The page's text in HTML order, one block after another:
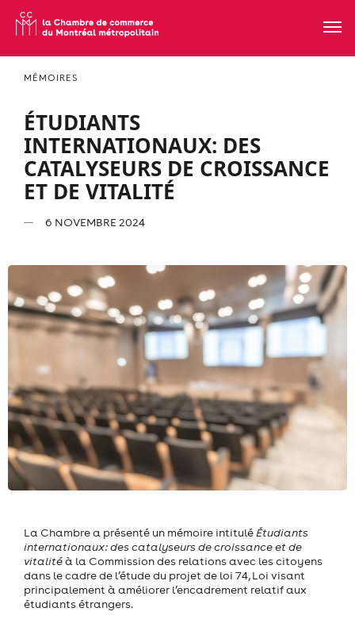
MÉMOIRES
ÉTUDIANTS
INTERNATIONAUX: DES
CATALYSEURS DE CROISSANCE
ET DE VITALITÉ
6 NOVEMBRE 2024
La Chambre a présenté un mémoire intituléÉtudiants
internationaux: des catalyseurs de croissance et de
vitalitéà la Commission des relations avec les citoyens
dans le cadre de l’étude du projet de loi 74, Loi visant
principalement à améliorer l’encadrement relatif aux
étudiants étrangers.